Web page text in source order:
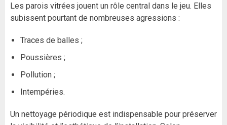
Les parois vitrées jouent un rôle central dans le jeu. Elles
subissent pourtant de nombreuses agressions :
Traces de balles ;
Poussières ;
Pollution ;
Intempéries.
Un nettoyage périodique est indispensable pour préserver